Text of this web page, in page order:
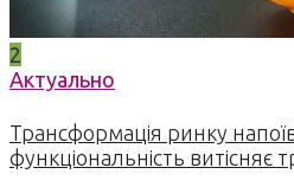
2
Актуально
Трансформація ринку
функціональність витісняє